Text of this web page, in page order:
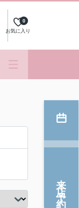
お気に入り
0
来店予約